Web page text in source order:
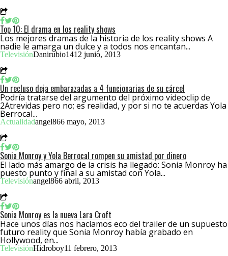
Top 10: El drama en los reality shows
Los mejores dramas de la historia de los reality shows A
nadie le amarga un dulce y a todos nos encantan...
TelevisiónDanirubio1412 junio, 2013
Un recluso deja embarazadas a 4 funcionarias de su cárcel
Podría tratarse del argumento del próximo videoclip de
2Atrevidas pero no; es realidad, y por si no te acuerdas Yola
Berrocal...
Actualidadangel866 mayo, 2013
Sonia Monroy y Yola Berrocal rompen su amistad por dinero
El lado más amargo de la crisis ha llegado: Sonia Monroy ha
puesto punto y final a su amistad con Yola...
Televisiónangel866 abril, 2013
Sonia Monroy es la nueva Lara Croft
Hace unos días nos hacíamos eco del trailer de un supuesto
futuro reality que Sonia Monroy había grabado en
Hollywood, en...
TelevisiónHidroboy11 febrero, 2013